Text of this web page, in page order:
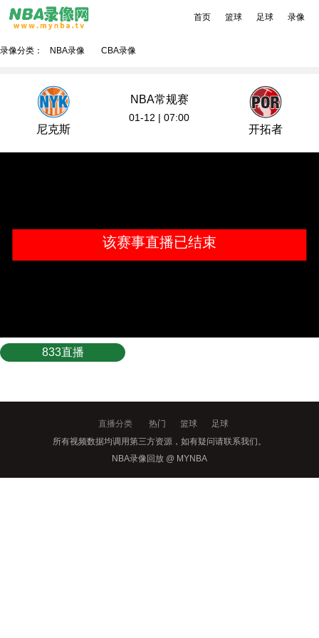
首页 篮球 足球 录像
录像分类： NBA录像 CBA录像
尼克斯
NBA常规赛
01-12 | 07:00
开拓者
该赛事直播已结束
833直播
直播分类 热门 篮球
足球
所有视频数据均调用第三方资源，如有疑问请联系我们。
NBA录像回放 @ MYNBA